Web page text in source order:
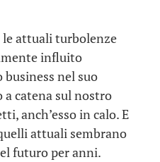
le attuali turbolenze
influito
nel suo
a catena sul nostro
anch’esso in calo. E
attuali sembrano
futuro per anni.